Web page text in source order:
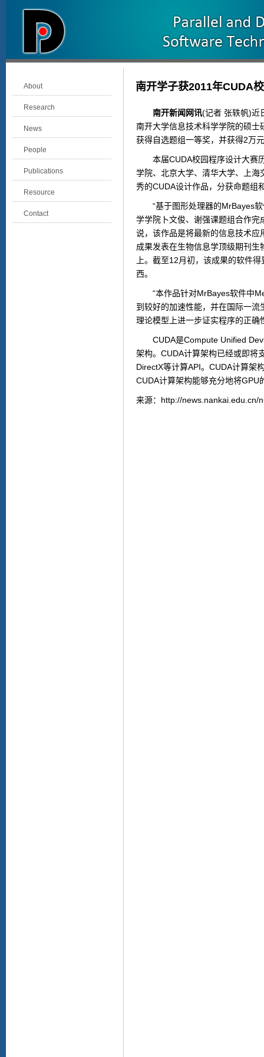
About
Research
News
People
Publications
Resource
Contact
南开学子获2011年CUDA
南开新闻网讯(记者 张轶帆)近
南开大学信息技术科学学院的硕士
获得自选题组一等奖，并获得2万
本届CUDA校园程序设计大赛历
学院、北京大学、清华大学、上
秀的CUDA设计作品，分获命题组
“基于图形处理器的MrBayes软
学学院卜文俊、谢强课题组合作
说，该作品是将最新的信息技术
成果发表在生物信息学顶级期刊
上。截至12月初，该成果的软件
西。
“本作品针对MrBayes软件中
到较好的加速性能，并在国际一
理论模型上进一步证实程序的正确
CUDA是Compute Unified
架构。CUDA计算架构已经或即将
DirectX等计算API。CUDA计算架
CUDA计算架构能够充分地将GPU
来源：http://news.nankai.edu.cn/